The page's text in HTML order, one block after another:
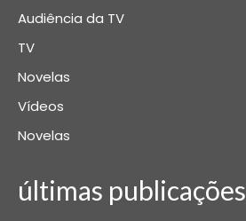
Audiência da TV
TV
Novelas
Vídeos
Novelas
últimas publicações